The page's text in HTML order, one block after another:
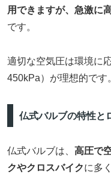
用できますが、急激に
です。
適切な空気圧は環境に
450kPa）が理想的です
仏式バルブの特性と
仏式バルブは、 高圧で
クやクロスバイクに多